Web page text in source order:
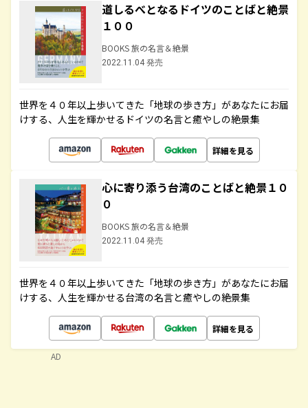
道しるべとなるドイツのことばと絶景
１００
BOOKS 旅の名言＆絶景
2022.11.04 発売
世界を４０年以上歩いてきた「地球の歩き方」があなたにお届
けする、人生を輝かせるドイツの名言と癒やしの絶景集
詳細を見る
心に寄り添う台湾のことばと絶景１０
０
BOOKS 旅の名言＆絶景
2022.11.04 発売
世界を４０年以上歩いてきた「地球の歩き方」があなたにお届
けする、人生を輝かせる台湾の名言と癒やしの絶景集
詳細を見る
AD